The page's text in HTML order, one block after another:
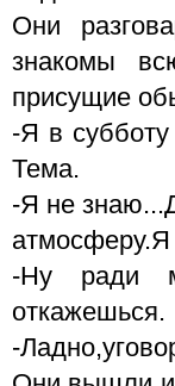
Они
знакомы
присущие
-Я в
Тема.
-Я не
атмосферу.Я
-Ну ради
откажешься.
-